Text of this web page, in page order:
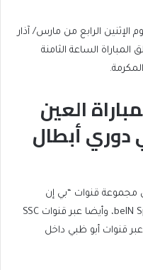
الإثنين الرابع من مارس/ آذار
الساعة الثامنة
العين
دوري أبطال
مجموعة قنوات “بي إن
سبورتس” القطرية على قناة beIN Sports AFC، وأيضا عبر قنوات SSC
قنوات أبو ظبي داخل